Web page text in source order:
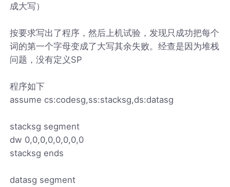
成大写）
按要求写出了程序，然后上机试验，发现只成功把每个
词的第一个字母变成了大写其余失败。经查是因为堆栈
问题，没有定义SP
程序如下
assume cs:codesg,ss:stacksg,ds:datasg
stacksg segment
dw 0,0,0,0,0,0,0,0
stacksg ends
datasg segment